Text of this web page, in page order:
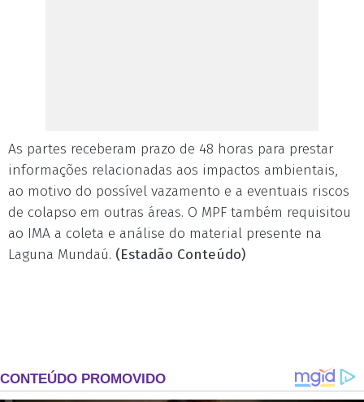
As partes receberam prazo de 48 horas para prestar
informações relacionadas aos impactos ambientais,
ao motivo do possível vazamento e a eventuais riscos
de colapso em outras áreas. O MPF também requisitou
ao IMA a coleta e análise do material presente na
Laguna Mundaú. (Estadão Conteúdo)